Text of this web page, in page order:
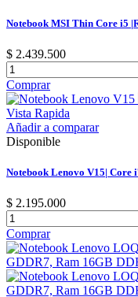
Notebook MSI Thin Core i5
$ 2.439.500
Comprar
Vista Rapida
Añadir a comparar
Disponible
Notebook Lenovo V15| Core
$ 2.195.000
Comprar